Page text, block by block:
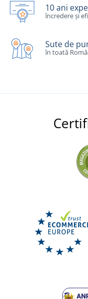
10 ani
încredere și
Sute de
în toată